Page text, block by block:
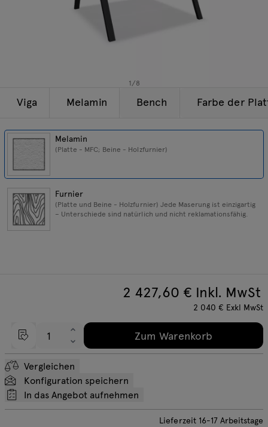
1/8
Viga
Melamin
(Platte - MFC; Beine - Holzfurnier)
Furnier
(Platte und Beine - Holzfurnier) Jede Maserung ist einzigartig
– Unterschiede sind natürlich und nicht reklamationsfähig.
Melamin Bench Farbe der
2 427,60 € Inkl. MwSt
2 040 € Exkl MwSt
Zum Warenkorb
Vergleichen
Konfiguration speichern
In das Angebot aufnehmen
Lieferzeit 16-17Arbeitstage